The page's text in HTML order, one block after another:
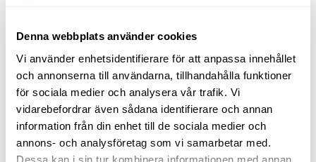
Denna webbplats använder cookies
Vi använder enhetsidentifierare för att anpassa innehållet
och annonserna till användarna, tillhandahålla funktioner
för sociala medier och analysera vår trafik. Vi
vidarebefordrar även sådana identifierare och annan
information från din enhet till de sociala medier och
annons- och analysföretag som vi samarbetar med.
Dessa kan i sin tur kombinera informationen med annan
Relaterade program
2 veckor